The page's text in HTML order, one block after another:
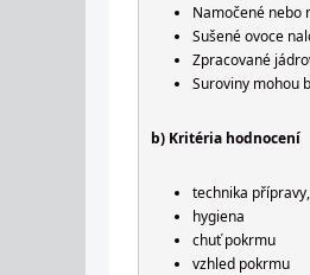
Namočené nebo
Sušené ovoce
Zpracované
Suroviny mohou
b) Kritéria hodnocení
technika
hygiena
chuť pokrmu
vzhled pokrmu